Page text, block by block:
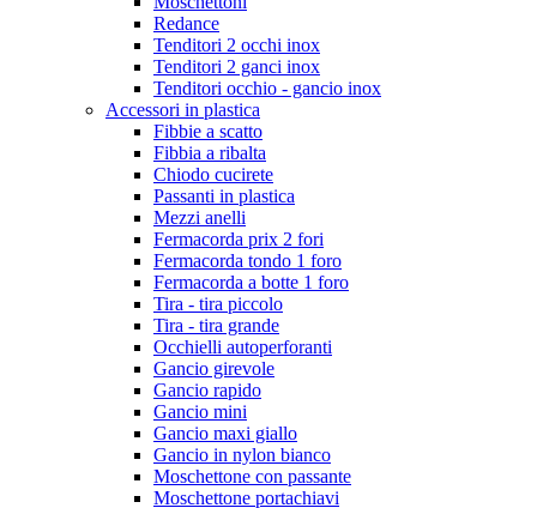
Redance
Tenditori 2 occhi inox
Tenditori 2 ganci inox
Tenditori occhio - gancio inox
Accessori in plastica
Fibbie a scatto
Fibbia a ribalta
Chiodo cucirete
Passanti in plastica
Mezzi anelli
Fermacorda prix 2 fori
Fermacorda tondo 1 foro
Fermacorda a botte 1 foro
Tira - tira piccolo
Tira - tira grande
Occhielli autoperforanti
Gancio girevole
Gancio rapido
Gancio mini
Gancio maxi giallo
Gancio in nylon bianco
Moschettone con passante
Moschettone portachiavi